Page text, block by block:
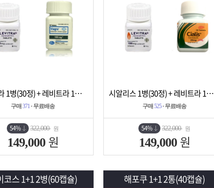
보기 담기
비아그라 1병(30정) + 레비트라 1병(30정)
구매 371 · 무료배송
54% 322,000 원
149,000 원
상세보기 담기
시알리스 1병(30정) + 레비트라 1병(30정)
구매 525· 무료배송
54% 322,000 원
149,000 원
코스 1+1 2병(60캡슐) 해포쿠 1+1 2통(40캡슐)